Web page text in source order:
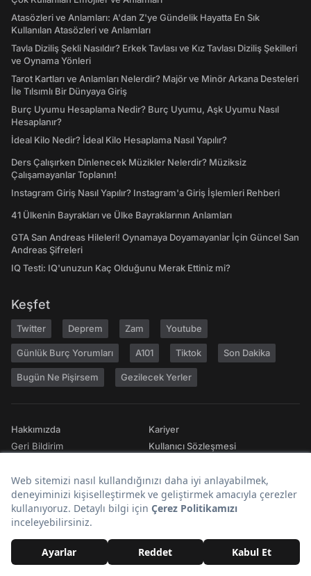
Atasözleri ve Anlamları: A'dan Z'ye Gündelik Hayatta En Sık
Kullanılan Atasözleri ve Anlamları
Tavla Diziliş Şekli Nasıldır? Erkek Tavlası ve Kız Tavlası Diziliş Şekilleri
ve Oynama Yönleri
Tarot Kartları ve Anlamları Nelerdir? Majör ve Minör Arkana Desteleri
İle Tılsımlı Bir Dünyaya Giriş
Burç Uyumu Hesaplama Nedir? Burç Uyumu, Aşk Uyumu Nasıl
Hesaplanır?
İdeal Kilo Nedir? İdeal Kilo Hesaplama Nasıl Yapılır?
Ders Çalışırken Dinlenecek Müzikler Nelerdir? Müziksiz
Çalışamayanlar Toplanın!
Instagram Giriş Nasıl Yapılır? Instagram'a Giriş İşlemleri Rehberi
41 Ülkenin Bayrakları ve Ülke Bayraklarının Anlamları
GTA San Andreas Hileleri! Oynamaya Doyamayanlar İçin Güncel San
Andreas Şifreleri
IQ Testi: IQ'unuzun Kaç Olduğunu Merak Ettiniz mi?
Keşfet
Twitter Deprem Zam Youtube
Günlük Burç Yorumları A101 Tiktok Son Dakika
Bugün Ne Pişirsem Gezilecek Yerler
Hakkımızda
Geri Bildirim
Topluluk Kuralları
Reklam
İletişim
Kariyer
Kullanıcı Sözleşmesi
Künye
RSS